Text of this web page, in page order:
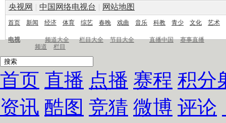
央视网 | 中国网络电视台 | 网站地图
首页 新闻 经济 体育 综艺 春晚 戏曲 音乐 科教 青少 文化 艺术
电视 频道大全 栏目大全 节目大全 直播中国
赛事直播
频道
栏目
首页 直播 点播 赛程 积分
资讯 酷图 竞猜 微博 评论